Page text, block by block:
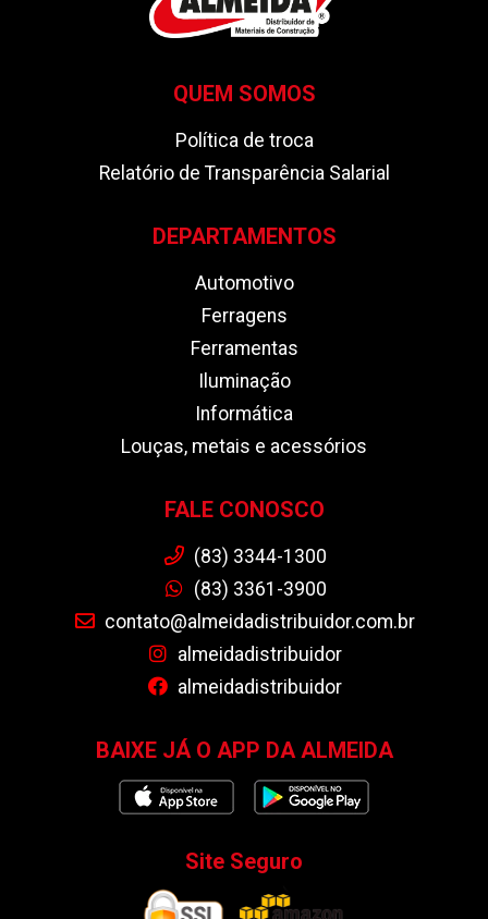
QUEM SOMOS
Política de troca
Relatório de Transparência Salarial
DEPARTAMENTOS
Automotivo
Ferragens
Ferramentas
Iluminação
Informática
Louças, metais e acessórios
FALE CONOSCO
(83) 3344-1300
(83) 3361-3900
contato@almeidadistribuidor.com.br
almeidadistribuidor
almeidadistribuidor
BAIXE JÁ O APP DA ALMEIDA
Site Seguro